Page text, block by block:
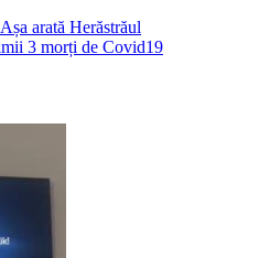
arată Herăstrăul
3 morți de Covid19